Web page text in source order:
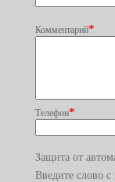
Комментарий*
Телефон*
Защита от
Введите слово с